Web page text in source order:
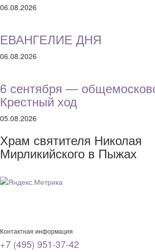
06.08.2026
ЕВАНГЕЛИЕ ДНЯ
06.08.2026
6 сентября —
Крестный ход
05.08.2026
Храм святителя Николая
Мирликийского в Пыжах
Контактная информация
+7 (495) 951-37-42